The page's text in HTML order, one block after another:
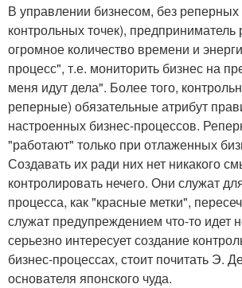
В управлении бизнесом, без реперных
контрольных точек), предприниматель
огромное количество времени и
процесс", т.е. мониторить бизнес на
меня идут дела". Более того,
реперные) обязательные атрибут
настроенных бизнес-процессов.
"работают" только при отлаженных
Создавать их ради них нет никакого
контролировать нечего. Они служат
процесса, как "красные метки",
служат предупреждением что-то идет
серьезно интересует создание
бизнес-процессах, стоит почитать Э.
основателя японского чуда.